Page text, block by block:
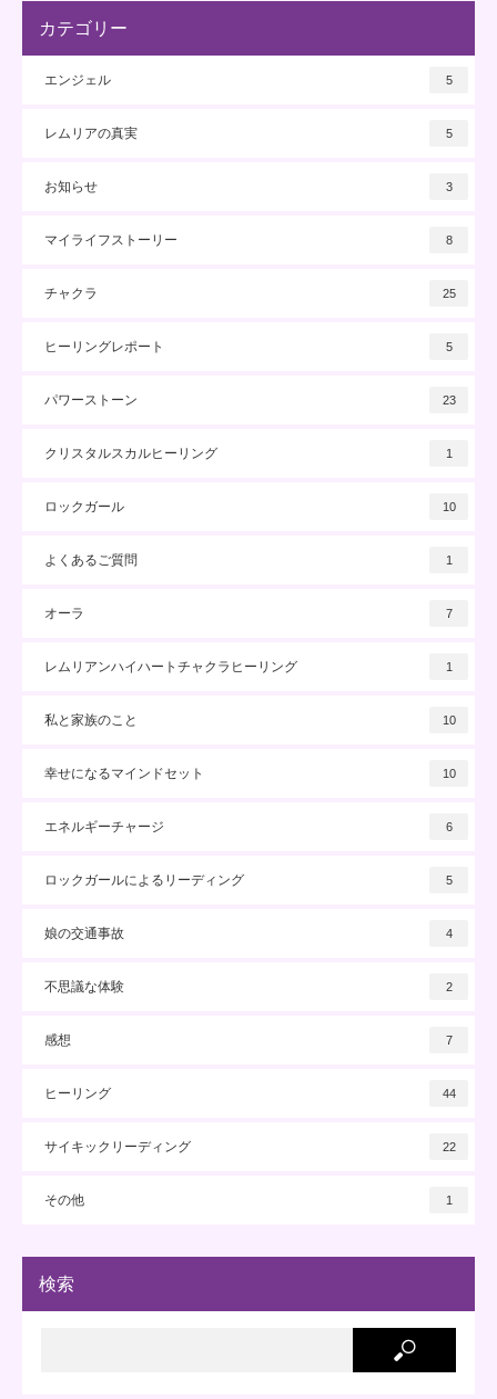
カテゴリー
エンジェル 5
レムリアの真実 5
お知らせ 3
マイライフストーリー 8
チャクラ 25
ヒーリングレポート 5
パワーストーン 23
クリスタルスカルヒーリング 1
ロックガール 10
よくあるご質問 1
オーラ 7
レムリアンハイハートチャクラヒーリング 1
私と家族のこと 10
幸せになるマインドセット 10
エネルギーチャージ 6
ロックガールによるリーディング 5
娘の交通事故 4
不思議な体験 2
感想 7
ヒーリング 44
サイキックリーディング 22
その他 1
検索